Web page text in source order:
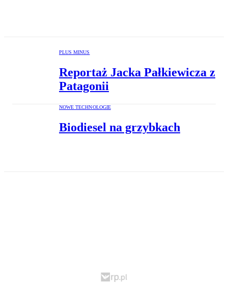
PLUS MINUS
Reportaż Jacka Pałkiewicza z
Patagonii
NOWE TECHNOLOGIE
Biodiesel na grzybkach